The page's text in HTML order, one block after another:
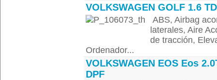
VOLKSWAGEN GOLF 1.6
ABS, Airbag
laterales, Aire
de tracción,
Ordenador...
VOLKSWAGEN EOS Eos
DPF